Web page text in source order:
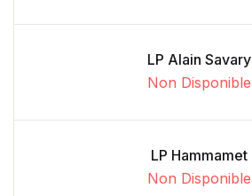
LP Alain Savary
Non Disponible
LP Hammamet
Non Disponible